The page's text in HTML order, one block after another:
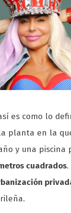
es como lo
planta en la
y una piscina
cuadrados